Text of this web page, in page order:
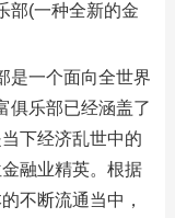
部(一种全新的金
是一个面向全世界
俱乐部已经涵盖了
下经济乱世中的
融业精英。根据
不断流通当中，